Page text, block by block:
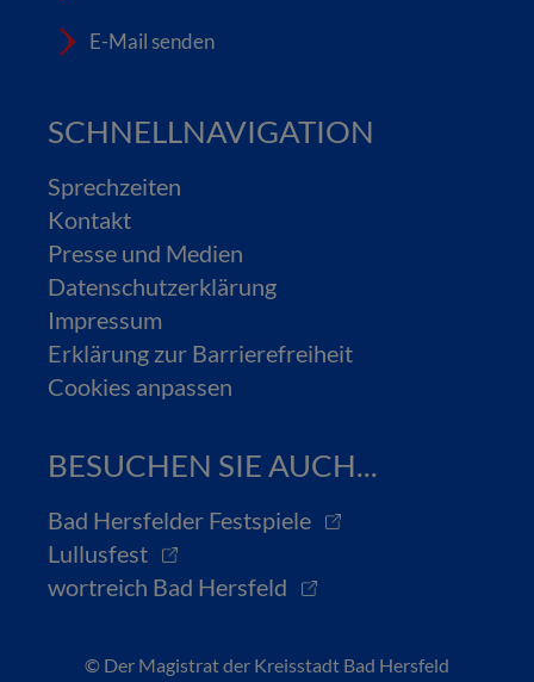
E-Mail senden
SCHNELLNAVIGATION
Sprechzeiten
Kontakt
Presse und Medien
Datenschutzerklärung
Impressum
Erklärung zur Barrierefreiheit
Cookies anpassen
BESUCHEN SIE AUCH...
Bad Hersfelder Festspiele
Lullusfest
wortreich Bad Hersfeld
© Der Magistrat der Kreisstadt Bad Hersfeld